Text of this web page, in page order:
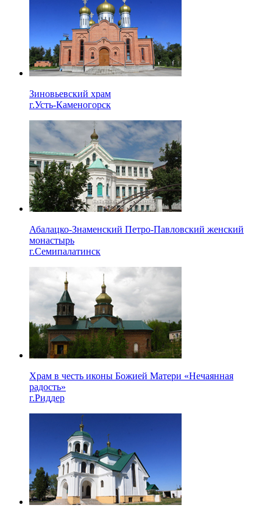
Зиновьевский храм
г.Усть-Каменогорск
Абалацко-Знаменский Петро-Павловский женский
монастырь
г.Семипалатинск
Храм в честь иконы Божией Матери «Нечаянная
радость»
г.Риддер